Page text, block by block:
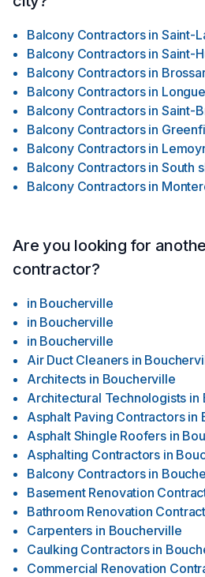
Balcony Contractors in Saint-
Balcony Contractors in Saint-
Balcony Contractors in
Balcony Contractors in
Balcony Contractors in Saint-
Balcony Contractors in
Balcony Contractors in
Balcony Contractors in South
Balcony Contractors in
Are you looking for
contractor?
in Boucherville
in Boucherville
in Boucherville
Air Duct Cleaners in
Architects in Boucherville
Architectural Technologists in
Asphalt Paving Contractors in
Asphalt Shingle Roofers in
Asphalting Contractors in
Balcony Contractors in
Basement Renovation
Bathroom Renovation
Carpenters in Boucherville
Caulking Contractors in
Commercial Renovation